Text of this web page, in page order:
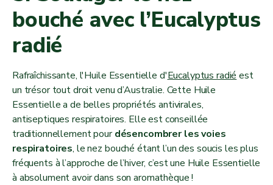
bouché avec l’Eucalyptus
radié
Rafraîchissante, l'Huile Essentielle d'Eucalyptus radié est
un trésor tout droit venu d’Australie. Cette Huile
Essentielle a de belles propriétés antivirales,
antiseptiques respiratoires. Elle est conseillée
traditionnellement pourdésencombrer les voies
respiratoires, le nez bouché étant l’un des soucis les plus
fréquents à l’approche de l’hiver, c’est une Huile Essentielle
à absolument avoir dans son aromathèque !